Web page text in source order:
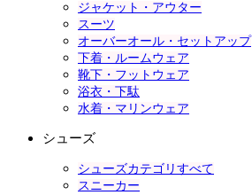
ジャケット・アウター
スーツ
オーバーオール・セットアップ
下着・ルームウェア
靴下・フットウェア
浴衣・下駄
水着・マリンウェア
シューズ
シューズカテゴリすべて
スニーカー